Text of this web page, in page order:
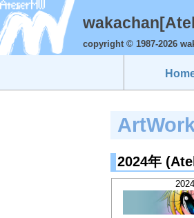
copyright © 1987-2026
2024年